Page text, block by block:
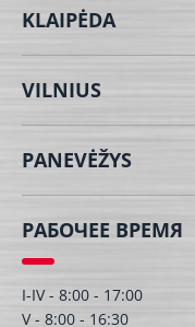
KLAIPĖDA
VILNIUS
PANEVĖŽYS
РАБОЧЕЕ ВРЕМЯ
I-IV - 8:00 - 17:00
V - 8:00 - 16:30